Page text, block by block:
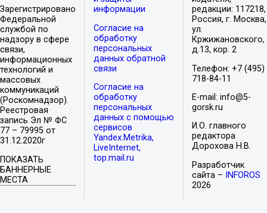
Зарегистрировано
Федеральной
службой по
надзору в сфере
связи,
информационных
технологий и
массовых
коммуникаций
(Роскомнадзор).
Реестровая
запись Эл № ФС
77 – 79995 от
31.12.2020г
ПОКАЗАТЬ
БАННЕРНЫЕ
МЕСТА
информации
Согласие на
обработку
персональных
данных обратной
связи
Согласие на
обработку
персональных
данных с помощью
сервисов
Yandex.Metrika,
LiveInternet,
top.mail.ru
редакции: 117218,
Россия, г. Москва,
ул.
Кржижановского,
д.13, кор. 2
Телефон: +7 (495)
718-84-11
E-mail: info@5-
gorsk.ru
И.О. главного
редактора
Дорохова Н.В.
Разработчик
сайта –
INFOROS
2026